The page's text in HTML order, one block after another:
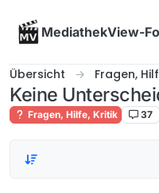
MediathekView-
Übersicht Fragen,
Keine
Fragen, Hilfe, Kritik 37